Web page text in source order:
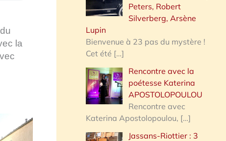
la
Peters, Robert
Silverberg, Arsène
Lupin
Bienvenue à 23 pas du mystère !
Cet été […]
Rencontre avec la
poétesse Katerina
APOSTOLOPOULOU
Rencontre avec
Katerina Apostolopoulou, […]
Jassans-Riottier : 3